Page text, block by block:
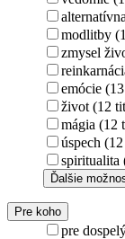
modlitby
zmysel
emócie
život (12
mágia (12
úspech
spiritualita
Ďalšie
Pre koho
pre